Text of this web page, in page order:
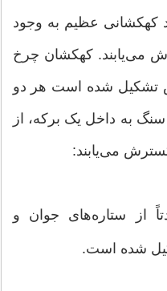
کهکشانی عظیم به وجود
می‌یابند. کهکشان چرخ
تشکیل شده است هر دو
به داخل یک برکه، از
می‌یابند:
از ستاره‌های جوان و
شده است.